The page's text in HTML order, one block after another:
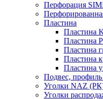
Перфорация
Пластина
Пластина
Пластина
Пластина
Пластина
Пластина
Подвес,
Уголки NAZ
Уголки